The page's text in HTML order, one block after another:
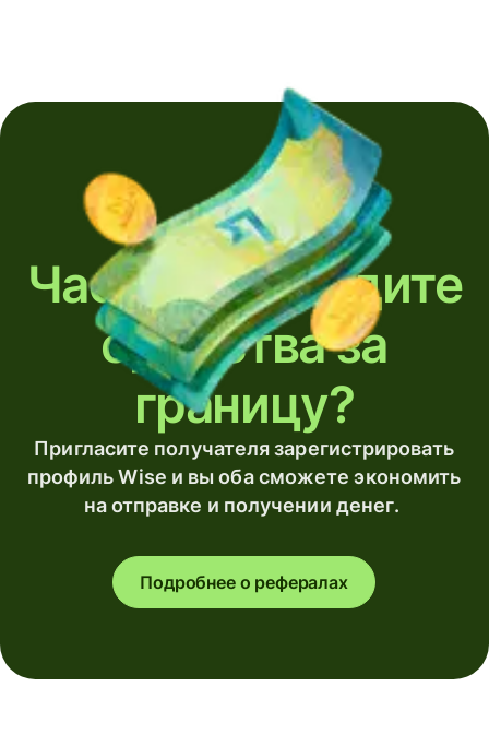
Часто переводите
средства за
границу?
Пригласите получателя зарегистрировать
профиль Wise и вы оба сможете экономить
на отправке и получении денег.
Подробнее о рефералах